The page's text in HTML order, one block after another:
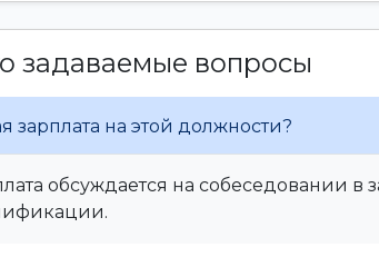
задаваемые вопросы
зарплата на этой должности?
обсуждается на собеседовании в